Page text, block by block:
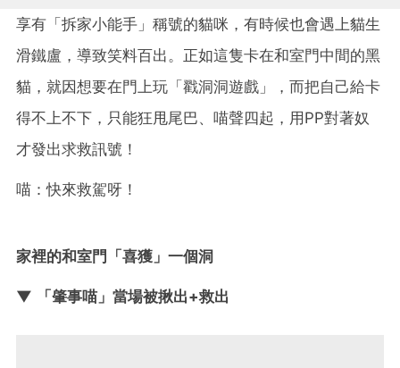
享有「拆家小能手」稱號的貓咪，有時候也會遇上貓生
滑鐵盧，導致笑料百出。正如這隻卡在和室門中間的黑
貓，就因想要在門上玩「戳洞洞遊戲」，而把自己給卡
得不上不下，只能狂甩尾巴、喵聲四起，用PP對著奴
才發出求救訊號！
喵：快來救駕呀！
家裡的和室門「喜獲」一個洞
▼ 「肇事喵」當場被揪出+救出